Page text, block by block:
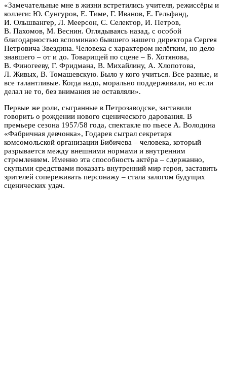
«Замечательные мне в жизни встретились учителя, режиссёры и
коллеги: Ю. Сунгуров, Е. Тиме, Г. Иванов, Е. Гельфанд,
И. Ольшвангер, Л. Меерсон, С. Селектор, И. Петров,
В. Пахомов, М. Веснин. Оглядываясь назад, с особой
благодарностью вспоминаю бывшего нашего директора Сергея
Петровича Звездина. Человека с характером нелёгким, но дело
знавшего – от и до. Товарищей по сцене – Б. Хотянова,
В. Финогееву, Г. Фридмана, В. Михайлину, А. Хлопотова,
Л. Живых, В. Томашевскую. Было у кого учиться. Все разные, и
все талантливые. Когда надо, морально поддерживали, но если
делал не то, без внимания не оставляли».
Первые же роли, сыгранные в Петрозаводске, заставили
говорить о рождении нового сценического дарования. В
премьере сезона 1957/58 года, спектакле по пьесе А. Володина
«Фабричная девчонка», Годарев сыграл секретаря
комсомольской организации Бибичева – человека, который
разрывается между внешними нормами и внутренним
стремлением. Именно эта способность актёра – сдержанно,
скупыми средствами показать внутренний мир героя, заставить
зрителей сопереживать персонажу – стала залогом будущих
сценических удач.